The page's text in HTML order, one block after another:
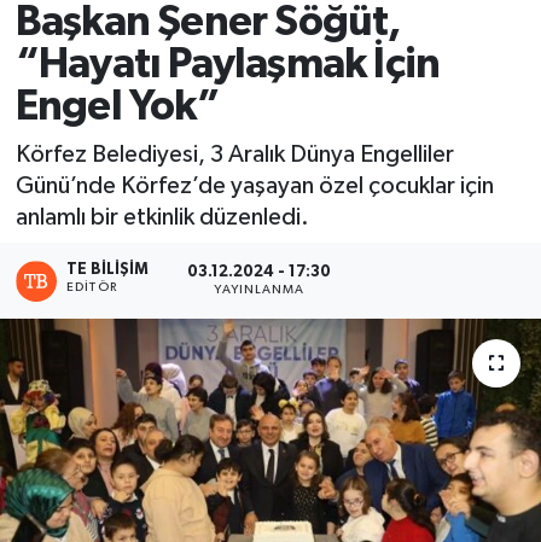
Başkan Şener Söğüt,
“Hayatı Paylaşmak İçin
Engel Yok”
Körfez Belediyesi, 3 Aralık Dünya Engelliler
Günü’nde Körfez’de yaşayan özel çocuklar için
anlamlı bir etkinlik düzenledi.
TE BILIŞIM
EDITÖR
03.12.2024 - 17:30
YAYINLANMA